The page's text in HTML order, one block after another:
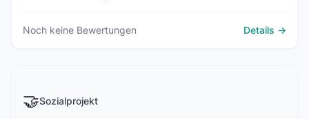
Noch keine Bewertungen Details →
🤝Sozialprojekt